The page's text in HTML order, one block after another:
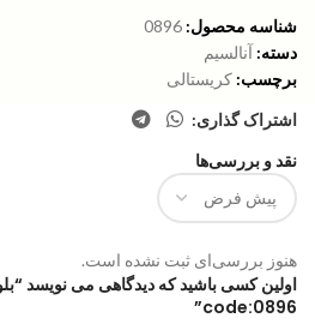
شناسه محصول: 0896
دسته: آنالسیم
برچسب: کریستالی
اشتراک گذاری:
نقد و بررسی‌ها
هنوز بررسی‌ای ثبت نشده است.
اولین کسی باشید که دیدگاهی می نویسد
code:0896”